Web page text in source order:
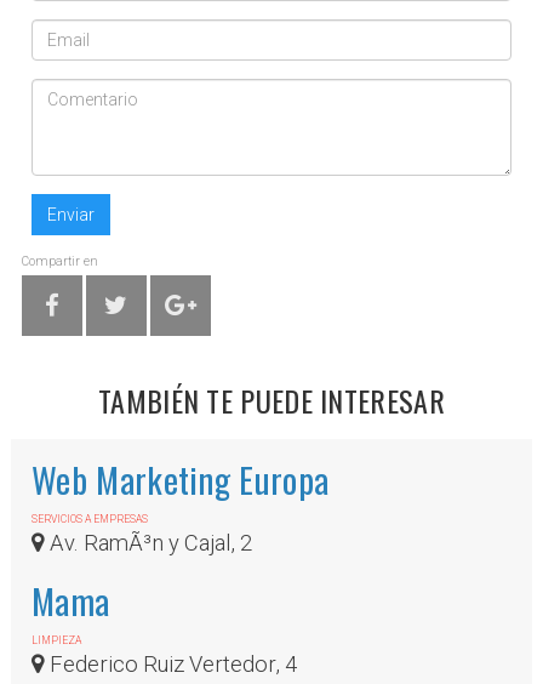
Enviar
Compartir en
TAMBIÉN TE PUEDE INTERESAR
Web Marketing Europa
SERVICIOS A EMPRESAS
Av. RamÃ³n y Cajal, 2
Mama
LIMPIEZA
Federico Ruiz Vertedor, 4